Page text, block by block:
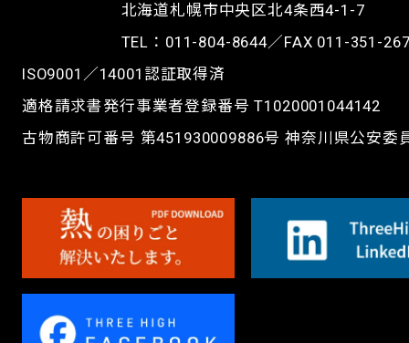
北海道札幌市中央区北4条西4-1-7
TEL： 011-804-8644／FAX 011-351-
ISO9001／14001認証取得済
適格請求書発行事業者登録番号 T1020001044142
古物商許可番号 第451930009886号 神奈川県公安委